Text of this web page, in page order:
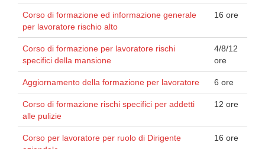
Corso di formazione ed informazione generale
per lavoratore rischio alto
16 ore
Corso di formazione per lavoratore rischi
specifici della mansione
4/8/12
ore
Aggiornamento della formazione per lavoratore 6 ore
Corso di formazione rischi specifici per addetti
alle pulizie
12 ore
Corso per lavoratore per ruolo di Dirigente
16 ore